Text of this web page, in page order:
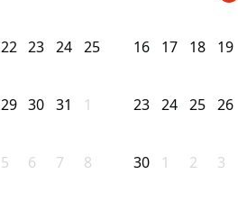
22 23 24 25
29 30 31 1
5 6 7 8
16 17 18 19
23 24 25 26
30 1 2 3